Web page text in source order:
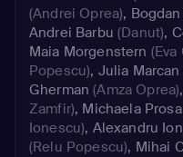
(Andrei Oprea),
Andrei Barbu (Danut),
Maia Morgenstern (Eva
Popescu), Julia Marcan
Gherman (Amza Oprea),
Zamfir), Michaela
Ionescu), Alexandru Ion
(Relu Popescu), Mihai